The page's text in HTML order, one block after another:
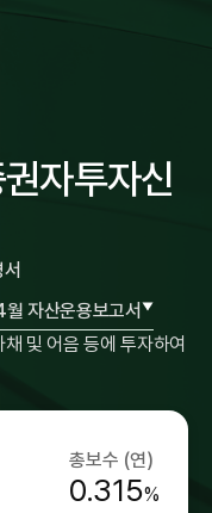
자투자신
및 어음 등에 투자하여
자산운용보고서
총보수 (연)
0.315%